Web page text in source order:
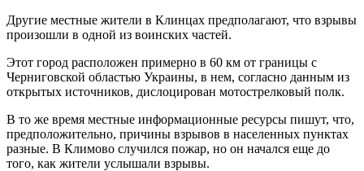
Другие местные жители в Клинцах предполагают, что взрывы
произошли в одной из воинских частей.
Этот город расположен примерно в 60 км от границы с
Черниговской областью Украины, в нем, согласно данным из
открытых источников, дислоцирован мотострелковый полк.
В то же время местные информационные ресурсы пишут, что,
предположительно, причины взрывов в населенных пунктах
разные. В Климово случился пожар, но он начался еще до
того, как жители услышали взрывы.